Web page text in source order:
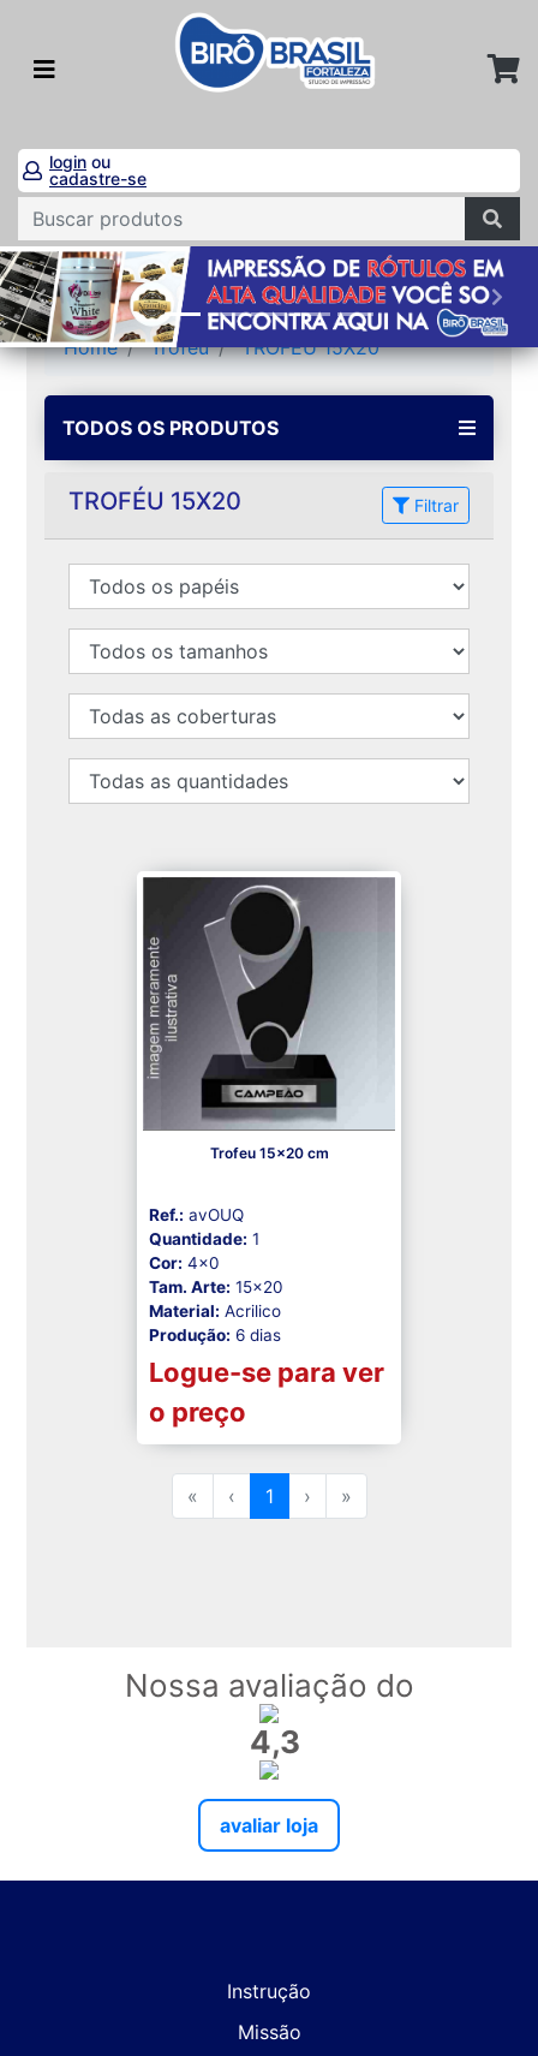
login ou
cadastre-se
Home Troféu TROFÉU 15X20
TODOS OS PRODUTOS
TROFÉU 15X20 Filtrar
Trofeu 15x20 cm
Ref.: avOUQ
Quantidade: 1
Cor: 4x0
Tam. Arte: 15x20
Material: Acrilico
Produção: 6 dias
Logue-se para ver
o preço
« ‹ 1 › »
Nossa avaliação do
4,3
avaliar loja
Instrução
Missão